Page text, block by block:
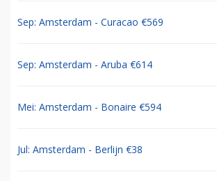
Sep: Amsterdam - Curacao €569
Sep: Amsterdam - Aruba €614
Mei: Amsterdam - Bonaire €594
Jul: Amsterdam - Berlijn €38